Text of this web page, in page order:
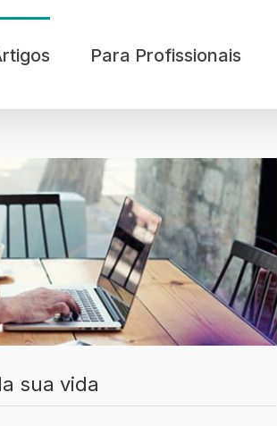
Para Profissionais
sua vida